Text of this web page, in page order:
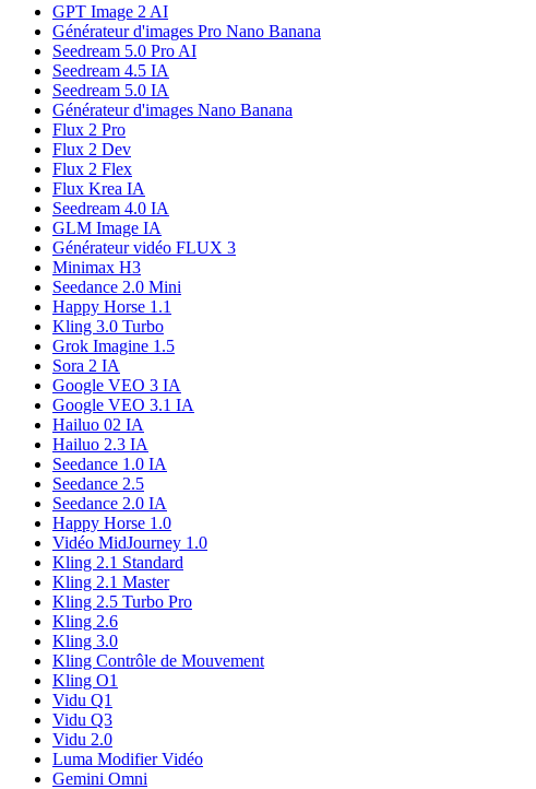
GPT Image 2 AI
Générateur d'images Pro Nano Banana
Seedream 5.0 Pro AI
Seedream 4.5 IA
Seedream 5.0 IA
Générateur d'images Nano Banana
Flux 2 Pro
Flux 2 Dev
Flux 2 Flex
Flux Krea IA
Seedream 4.0 IA
GLM Image IA
Générateur vidéo FLUX 3
Minimax H3
Seedance 2.0 Mini
Happy Horse 1.1
Kling 3.0 Turbo
Grok Imagine 1.5
Sora 2 IA
Google VEO 3 IA
Google VEO 3.1 IA
Hailuo 02 IA
Hailuo 2.3 IA
Seedance 1.0 IA
Seedance 2.5
Seedance 2.0 IA
Happy Horse 1.0
Vidéo MidJourney 1.0
Kling 2.1 Standard
Kling 2.1 Master
Kling 2.5 Turbo Pro
Kling 2.6
Kling 3.0
Kling Contrôle de Mouvement
Kling O1
Vidu Q1
Vidu Q3
Vidu 2.0
Luma Modifier Vidéo
Gemini Omni